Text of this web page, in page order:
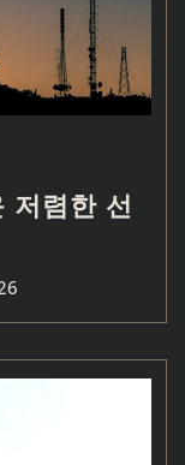
렴한 선